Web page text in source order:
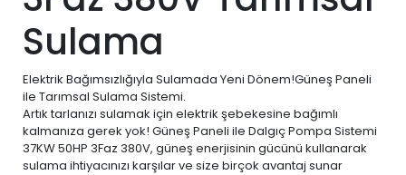
Sulama
Elektrik Bağımsızlığıyla Sulamada Yeni Dönem!Güneş Paneli
ile Tarımsal Sulama Sistemi.
Artık tarlanızı sulamak için elektrik şebekesine bağımlı
kalmanıza gerek yok! Güneş Paneli ile Dalgıç Pompa Sistemi
37KW 50HP 3Faz 380V, güneş enerjisinin gücünü kullanarak
sulama ihtiyacınızı karşılar ve size birçok avantaj sunar